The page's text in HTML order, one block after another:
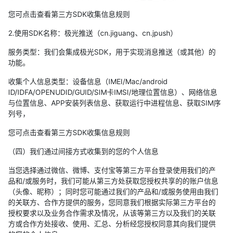
您可点击查看第三方SDK收集信息规则
2.使用SDK名称：极光推送（cn.jiguang、cn.jpush）
服务类型：我们会集成极光SDK，用于实现消息推送（或其他）的
功能。
收集个人信息类型：设备信息（IMEI/Mac/android
ID/IDFA/OPENUDID/GUID/SIM卡IMSI/地理位置信息）、网络信息
与位置信息、APP安装列表信息、获取运行中进程信息、获取SIM序
列号，
您可点击查看第三方SDK收集信息规则
（四）我们通过间接方式收集到的您的个人信息
当您选择通过微信、微博、支付宝等第三方平台登录使用我们的产
品和/或服务时，我们可能从第三方处获取您授权共享的的账户信息
（头像、昵称）；同时您可能通过我们的产品和/或服务使用由我们
的关联方、合作方提供的服务，您同意我们根据实际第三方平台的
授权要求以及业务合作需求及情况，从该等第三方以及我们的关联
方或合作方处接收、使用、汇总、分析经您授权同意其向我们提供